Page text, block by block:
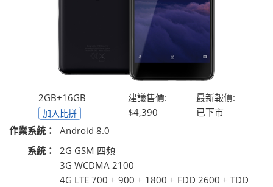
2GB+16GB
加入比拼
建議售價:
$4,390
最新報價:
已下市
作業系統：
Android 8.0
系統：
2G GSM 四頻
3G WCDMA 2100
4G LTE 700 + 900 + 1800 + FDD 2600 + TDD